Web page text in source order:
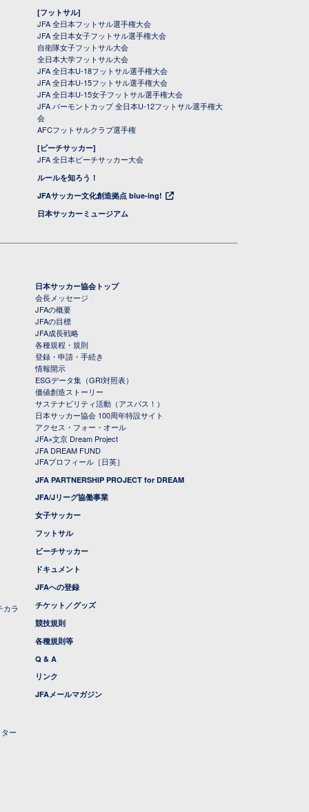
[フットサル]
JFA 全日本フットサル選手権大会
JFA 全日本女子フットサル選手権大会
自衛隊女子フットサル大会
全日本大学フットサル大会
JFA 全日本U-18フットサル選手権大会
JFA 全日本U-15フットサル選手権大会
JFA 全日本U-15女子フットサル選手権大会
JFA バーモントカップ 全日本U-12フットサル選手権大
会
AFCフットサルクラブ選手権
[ビーチサッカー]
JFA 全日本ビーチサッカー大会
ルールを知ろう！
JFAサッカー文化創造拠点 blue-ing!
日本サッカーミュージアム
カラ
ー
日本サッカー協会トップ
会長メッセージ
JFAの概要
JFAの目標
JFA成長戦略
各種規程・規則
登録・申請・手続き
情報開示
ESGデータ集（GRI対照表）
価値創造ストーリー
サステナビリティ活動（アスパス！）
日本サッカー協会 100周年特設サイト
アクセス・フォー・オール
JFA×文京 Dream Project
JFA DREAM FUND
JFAプロフィール［日英］
JFA PARTNERSHIP PROJECT for DREAM
JFA/Jリーグ協働事業
女子サッカー
フットサル
ビーチサッカー
ドキュメント
JFAへの登録
チケット／グッズ
競技規則
各種規則等
Q & A
リンク
JFAメールマガジン